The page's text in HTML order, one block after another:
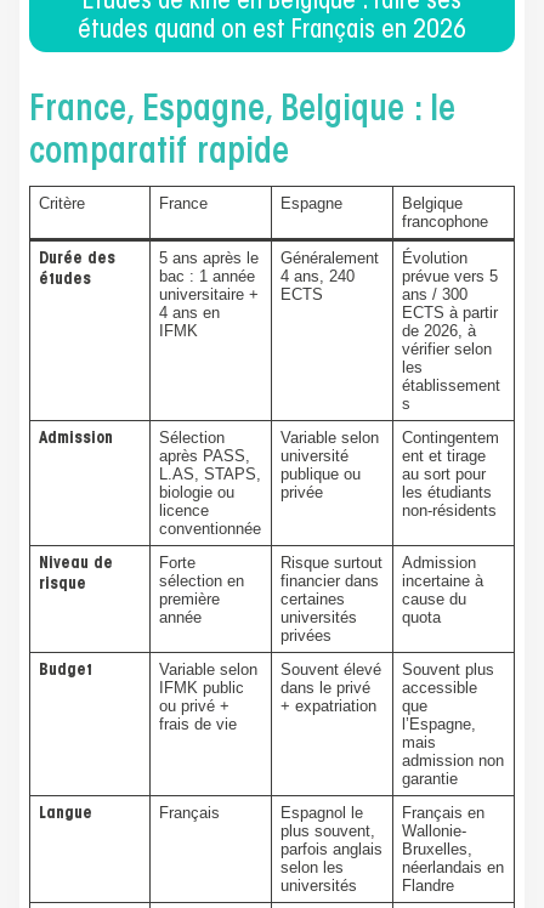
études quand on est Français en 2026
France, Espagne, Belgique : le
comparatif rapide
Critère France Espagne
Belgique
francophone
Durée des
études
5 ans après le
bac : 1 année
universitaire +
4 ans en
IFMK
Généralement
4 ans, 240
ECTS
Évolution
prévue vers 5
ans / 300
ECTS à partir
de 2026, à
vérifier selon
les
établissement
s
Admission
Sélection
après PASS,
L.AS, STAPS,
biologie ou
licence
conventionnée
Variable selon
université
publique ou
privée
Contingentem
ent et tirage
au sort pour
les étudiants
non-résidents
Niveau de
risque
Forte
sélection en
première
année
Risque surtout
financier dans
certaines
universités
privées
Admission
incertaine à
cause du
quota
Budget
Variable selon
IFMK public
ou privé +
frais de vie
Souvent élevé
dans le privé
+ expatriation
Souvent plus
accessible
que
l’Espagne,
mais
admission non
garantie
Langue Français
Espagnol le
plus souvent,
parfois anglais
selon les
universités
Français en
Wallonie-
Bruxelles,
néerlandais en
Flandre